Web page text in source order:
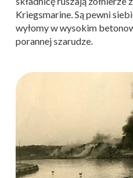
Kriegsmarine. Są pewni
wyłomy w wysokim
porannej szarudze.